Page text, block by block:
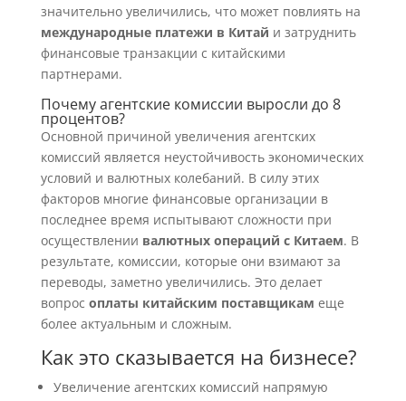
значительно увеличились, что может повлиять на
международные платежи в Китай и затруднить
финансовые транзакции с китайскими
партнерами.
Почему агентские комиссии выросли до 8
процентов?
Основной причиной увеличения агентских
комиссий является неустойчивость экономических
условий и валютных колебаний. В силу этих
факторов многие финансовые организации в
последнее время испытывают сложности при
осуществлении валютных операций с Китаем. В
результате, комиссии, которые они взимают за
переводы, заметно увеличились. Это делает
вопрос оплаты китайским поставщикам еще
более актуальным и сложным.
Как это сказывается на бизнесе?
Увеличение агентских комиссий напрямую